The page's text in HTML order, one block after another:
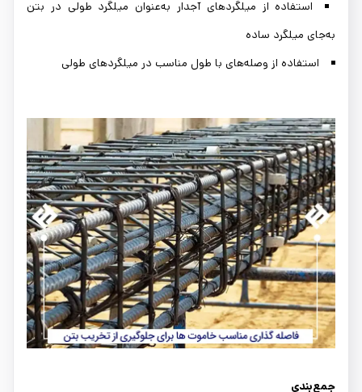
استفاده از میلگردهای آجدار به‌عنوان میلگرد طولی در بتن
به‌جای میلگرد ساده
استفاده از وصله‌های با طول مناسب در میلگردهای طولی
جمع‌بندی